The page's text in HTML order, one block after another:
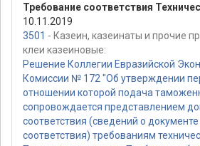
Требование соответствия
10.11.2019
3501 - Казеин, казеинаты и прочие
клеи казеиновые:
Решение Коллегии Евразийской
Комиссии № 172 "Об утверждении
отношении которой подача
сопровождается представлением
соответствия (сведений о
соответствия) требованиям